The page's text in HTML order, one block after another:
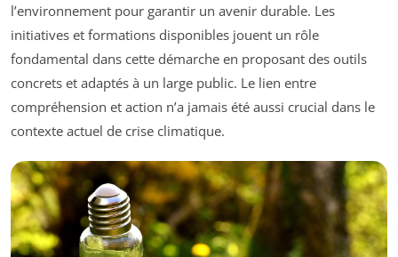
l’environnement pour garantir un avenir durable. Les
initiatives et formations disponibles jouent un rôle
fondamental dans cette démarche en proposant des outils
concrets et adaptés à un large public. Le lien entre
compréhension et action n’a jamais été aussi crucial dans le
contexte actuel de crise climatique.